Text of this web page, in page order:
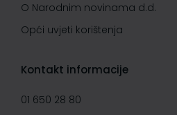
O Narodnim novinama d.d.
Opći uvjeti korištenja
Kontakt informacije
01 650 28 80